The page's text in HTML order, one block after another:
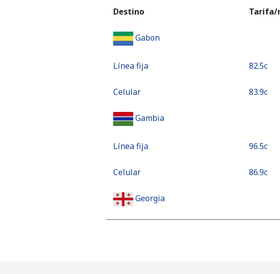
Destino Tarifa/
Gabon
Línea fija ⁦82.5c⁩
Celular ⁦83.9c⁩
Gambia
Línea fija ⁦96.5c⁩
Celular ⁦86.9c⁩
Georgia